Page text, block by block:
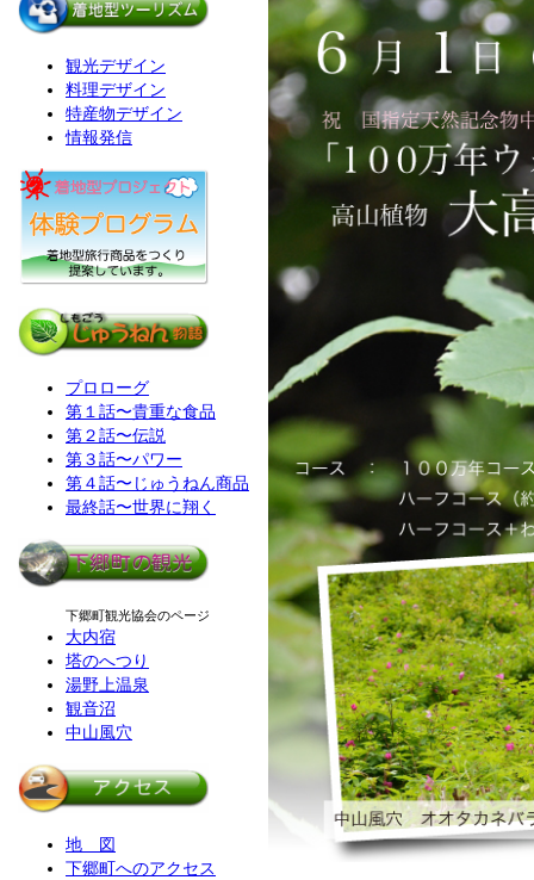
観光デザイン
料理デザイン
特産物デザイン
情報発信
プロローグ
第１話〜貴重な食品
第２話〜伝説
第３話〜パワー
第４話〜じゅうねん商品
最終話〜世界に翔く
下郷町観光協会のページ
大内宿
塔のへつり
湯野上温泉
観音沼
中山風穴
地 図
下郷町へのアクセス